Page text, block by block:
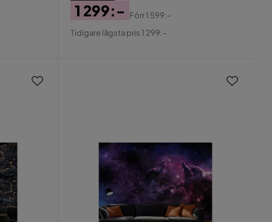
Pris
1 299:-
Original
Förr1 599:-
Tidigare lägsta pris 1 299:-